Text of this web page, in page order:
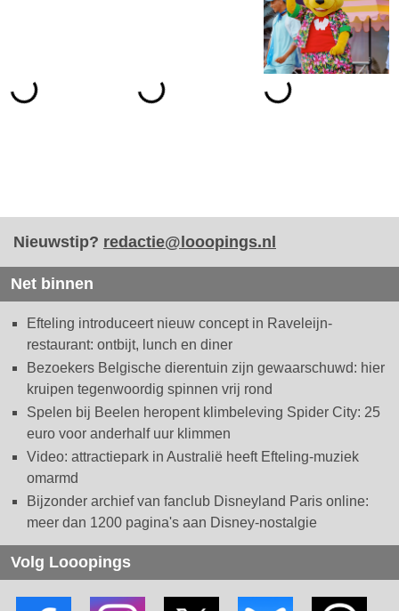
Nieuwstip? redactie@looopings.nl
Net binnen
Efteling introduceert nieuw concept in Raveleijn-
restaurant: ontbijt, lunch en diner
Bezoekers Belgische dierentuin zijn gewaarschuwd: hier
kruipen tegenwoordig spinnen vrij rond
Spelen bij Beelen heropent klimbeleving Spider City: 25
euro voor anderhalf uur klimmen
Video: attractiepark in Australië heeft Efteling-muziek
omarmd
Bijzonder archief van fanclub Disneyland Paris online:
meer dan 1200 pagina's aan Disney-nostalgie
Volg Looopings